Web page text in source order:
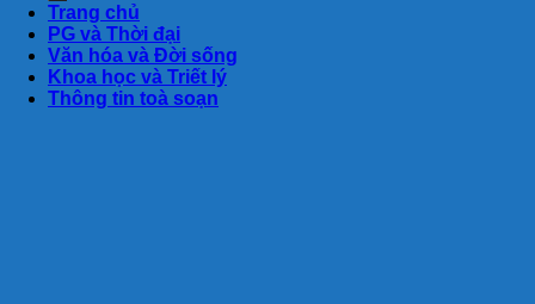
Trang chủ
PG và Thời đại
Văn hóa và Đời sống
Khoa học và Triết lý
Thông tin toà soạn